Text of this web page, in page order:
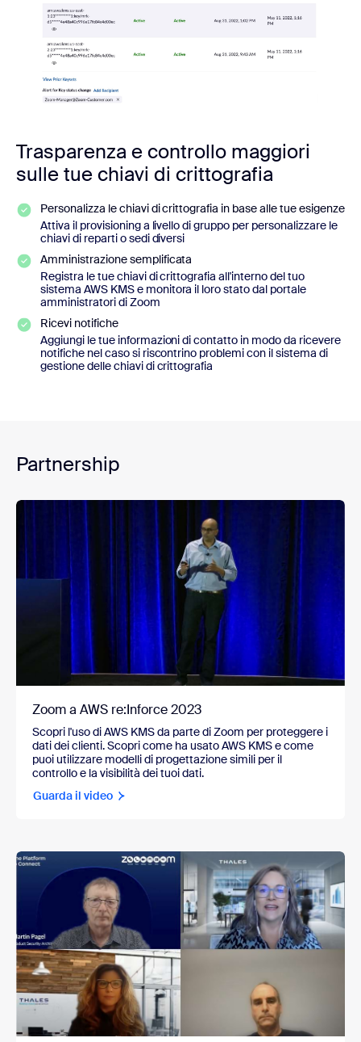
Trasparenza e controllo maggiori
sulle tue chiavi di crittografia
Personalizza le chiavi di crittografia in base alle tue esigenze
Attiva il provisioning a livello di gruppo per personalizzare le
chiavi di reparti o sedi diversi
Amministrazione semplificata
Registra le tue chiavi di crittografia all'interno del tuo
sistema AWS KMS e monitora il loro stato dal portale
amministratori di Zoom
Ricevi notifiche
Aggiungi le tue informazioni di contatto in modo da ricevere
notifiche nel caso si riscontrino problemi con il sistema di
gestione delle chiavi di crittografia
Partnership
Zoom a AWS re:Inforce 2023
Scopri l'uso di AWS KMS da parte di Zoom per proteggere i
dati dei clienti. Scopri come ha usato AWS KMS e come
puoi utilizzare modelli di progettazione simili per il
controllo e la visibilità dei tuoi dati.
Guarda il video